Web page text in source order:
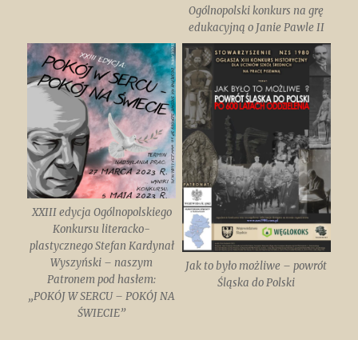
Ogólnopolski konkurs na grę
edukacyjną o Janie Pawle II
XXIII edycja Ogólnopolskiego
Konkursu literacko-
plastycznego Stefan Kardynał
Wyszyński – naszym
Patronem pod hasłem:
„POKÓJ W SERCU – POKÓJ NA
ŚWIECIE”
Jak to było możliwe – powrót
Śląska do Polski